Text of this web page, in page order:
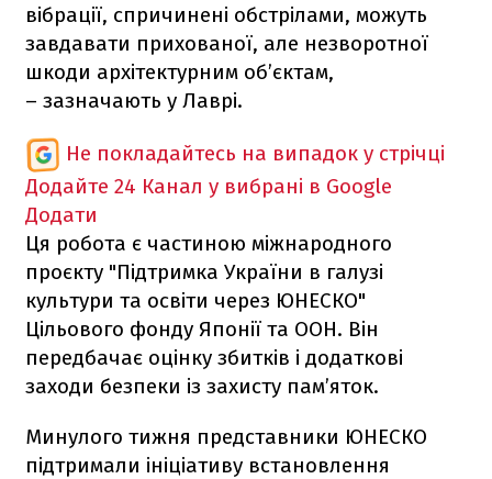
вібрації, спричинені обстрілами, можуть
завдавати прихованої, але незворотної
шкоди архітектурним об’єктам,
– зазначають у Лаврі.
Не покладайтесь на випадок у стрічці
Додайте 24 Канал у вибрані в Google
Додати
Ця робота є частиною міжнародного
проєкту "Підтримка України в галузі
культури та освіти через ЮНЕСКО"
Цільового фонду Японії та ООН. Він
передбачає оцінку збитків і додаткові
заходи безпеки із захисту пам’яток.
Минулого тижня представники ЮНЕСКО
підтримали ініціативу встановлення